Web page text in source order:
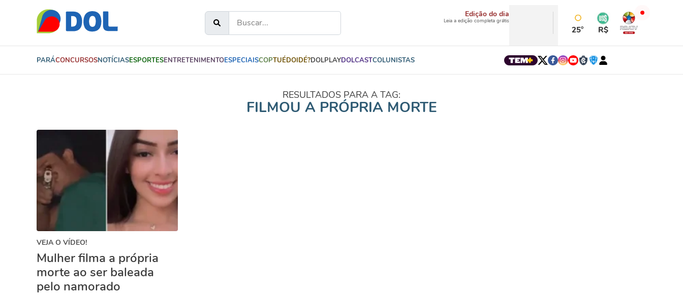
Edição do dia
Leia a edição completa grátis
25° R$
PARÁCONCURSOSNOTÍCIASESPORTESENTRETENIMENTOESPECIAISCOPTUÉDOIDÉ?DOLPLAYDOLCASTCOLUNISTAS
RESULTADOS PARA A TAG:
FILMOU A PRÓPRIA MORTE
VEJA O VÍDEO!
Mulher filma a própria
morte ao ser baleada
pelo namorado